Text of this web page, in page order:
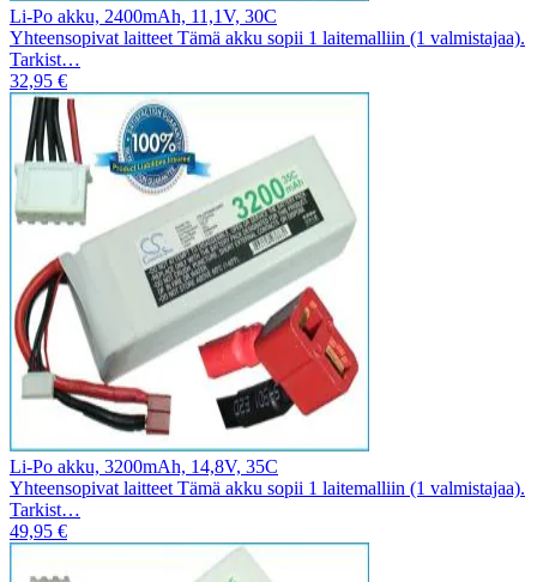
Li-Po akku, 2400mAh, 11,1V, 30C
Yhteensopivat laitteet Tämä akku sopii 1 laitemalliin (1 valmistajaa).
Tarkist…
32,95 €
Li-Po akku, 3200mAh, 14,8V, 35C
Yhteensopivat laitteet Tämä akku sopii 1 laitemalliin (1 valmistajaa).
Tarkist…
49,95 €